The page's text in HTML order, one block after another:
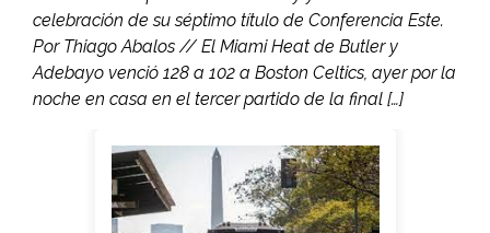
celebración de su séptimo título de Conferencia Este.
Por Thiago Abalos // El Miami Heat de Butler y
Adebayo venció 128 a 102 a Boston Celtics, ayer por la
noche en casa en el tercer partido de la final […]